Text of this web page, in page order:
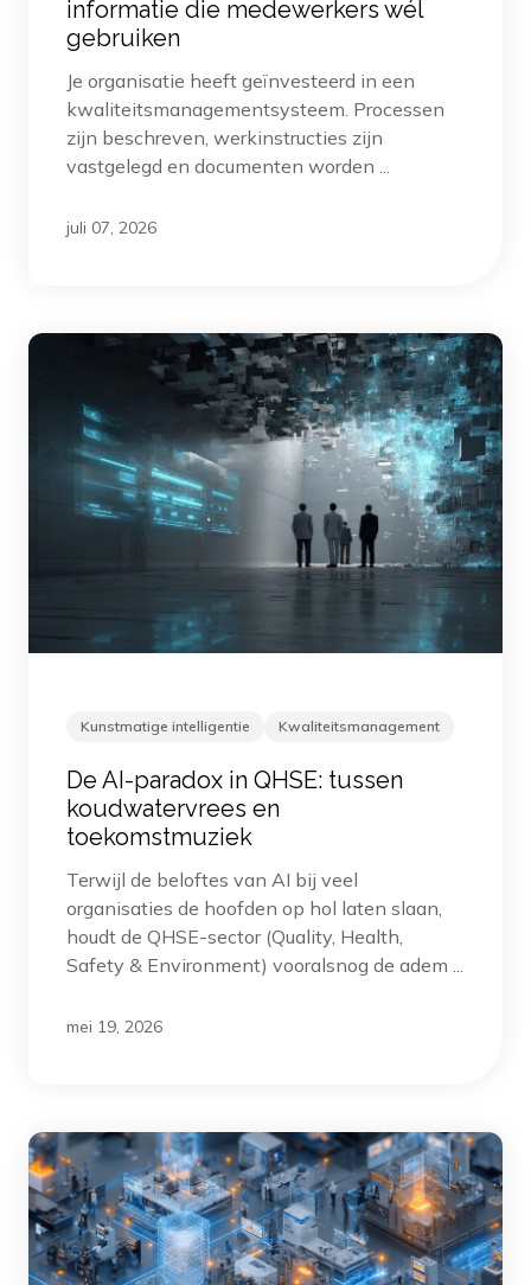
informatie die medewerkers wél
gebruiken
Je organisatie heeft geïnvesteerd in een
kwaliteitsmanagementsysteem. Processen
zijn beschreven, werkinstructies zijn
vastgelegd en documenten worden ...
juli 07, 2026
Kunstmatige intelligentie Kwaliteitsmanagement
De AI-paradox in QHSE: tussen
koudwatervrees en
toekomstmuziek
Terwijl de beloftes van AI bij veel
organisaties de hoofden op hol laten slaan,
houdt de QHSE-sector (Quality, Health,
Safety & Environment) vooralsnog de adem ...
mei 19, 2026